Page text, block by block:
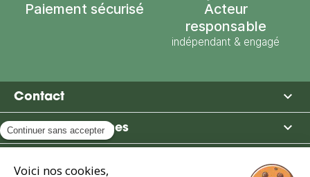
Paiement sécurisé
Acteur
responsable
indépendant & engagé
Contact 
Moulin des Moines 